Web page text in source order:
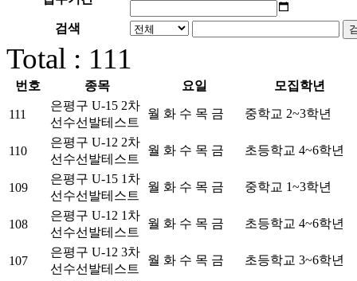
검색
Total : 111
번호 종목 요일 모집학년
111
은평구 U-15 2차
선수선발테스트
월 화 수 목 금 중학교 2~3학년
110
은평구 U-12 2차
선수선발테스트
월 화 수 목 금 초등학교 4~6학년
109
은평구 U-15 1차
선수선발테스트
월 화 수 목 금 중학교 1~3학년
108
은평구 U-12 1차
선수선발테스트
월 화 수 목 금 초등학교 4~6학년
107
은평구 U-12 3차
선수선발테스트
월 화 수 목 금 초등학교 3~6학년